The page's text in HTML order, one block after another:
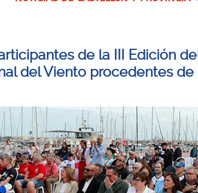
de la III Edición
del Viento procedentes de